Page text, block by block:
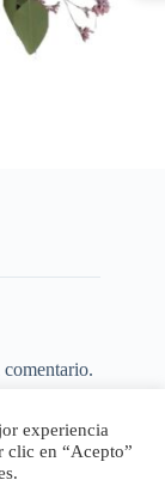
cómo se
experiencia
clic en “Acepto”